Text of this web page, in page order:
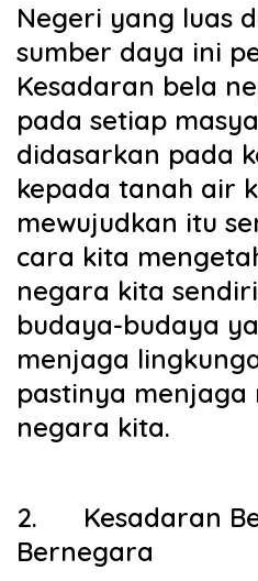
Negeri yang luas
sumber daya ini
Kesadaran bela
pada setiap
didasarkan pada
kepada tanah air
mewujudkan itu
cara kita
negara kita
budaya-budaya
menjaga
pastinya menjaga
negara kita.
2.
Kesadaran
Bernegara